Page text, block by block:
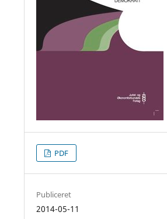
PDF
Publiceret
2014-05-11